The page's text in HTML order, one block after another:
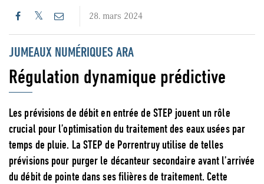
28. mars 2024
JUMEAUX NUMÉRIQUES ARA
Régulation dynamique prédictive
Les prévisions de débit en entrée de STEP jouent un rôle
crucial pour l’optimisation du traitement des eaux usées par
temps de pluie. La STEP de Porrentruy utilise de telles
prévisions pour purger le décanteur secondaire avant l’arrivée
du débit de pointe dans ses filières de traitement. Cette